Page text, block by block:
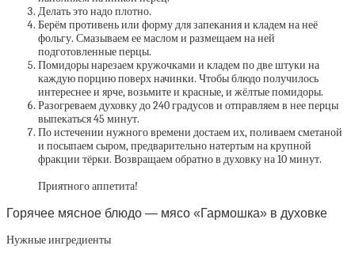
Делать это надо плотно.
Берём противень или форму для запекания и кладем на неё
фольгу. Смазываем ее маслом и размещаем на ней
подготовленные перцы.
Помидоры нарезаем кружочками и кладем по две штуки на
каждую порцию поверх начинки. Чтобы блюдо получилось
интереснее и ярче, возьмите и красные, и жёлтые помидоры.
Разогреваем духовку до 240 градусов и отправляем в нее перцы
выпекаться 45 минут.
По истечении нужного времени достаем их, поливаем сметаной
и посыпаем сыром, предварительно натертым на крупной
фракции тёрки. Возвращаем обратно в духовку на 10 минут.
Приятного аппетита!
Горячее мясное блюдо — мясо «Гармошка» в духовке
Нужные ингредиенты